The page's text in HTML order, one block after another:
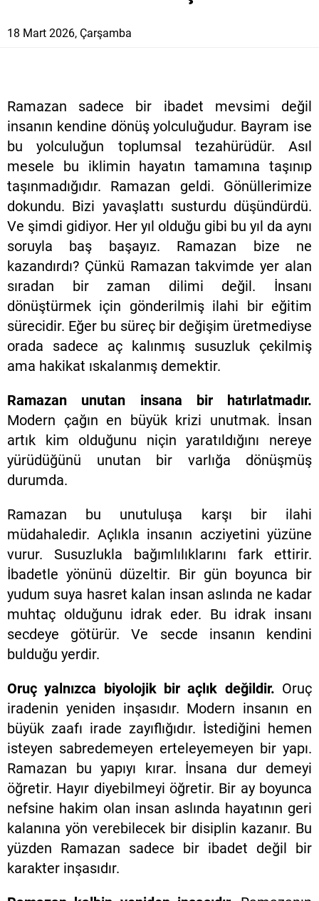
18 Mart 2026, Çarşamba
Ramazan sadece bir ibadet mevsimi değil
insanın kendine dönüş yolculuğudur. Bayram ise
bu yolculuğun toplumsal tezahürüdür. Asıl
mesele bu iklimin hayatın tamamına taşınıp
taşınmadığıdır. Ramazan geldi. Gönüllerimize
dokundu. Bizi yavaşlattı susturdu düşündürdü.
Ve şimdi gidiyor. Her yıl olduğu gibi bu yıl da aynı
soruyla baş başayız. Ramazan bize ne
kazandırdı? Çünkü Ramazan takvimde yer alan
sıradan bir zaman dilimi değil. İnsanı
dönüştürmek için gönderilmiş ilahi bir eğitim
sürecidir. Eğer bu süreç bir değişim üretmediyse
orada sadece aç kalınmış susuzluk çekilmiş
ama hakikat ıskalanmış demektir.
Ramazan unutan insana bir hatırlatmadır.
Modern çağın en büyük krizi unutmak. İnsan
artık kim olduğunu niçin yaratıldığını nereye
yürüdüğünü unutan bir varlığa dönüşmüş
durumda.
Ramazan bu unutuluşa karşı bir ilahi
müdahaledir. Açlıkla insanın acziyetini yüzüne
vurur. Susuzlukla bağımlılıklarını fark ettirir.
İbadetle yönünü düzeltir. Bir gün boyunca bir
yudum suya hasret kalan insan aslında ne kadar
muhtaç olduğunu idrak eder. Bu idrak insanı
secdeye götürür. Ve secde insanın kendini
bulduğu yerdir.
Oruç yalnızca biyolojik bir açlık değildir. Oruç
iradenin yeniden inşasıdır. Modern insanın en
büyük zaafı irade zayıflığıdır. İstediğini hemen
isteyen sabredemeyen erteleyemeyen bir yapı.
Ramazan bu yapıyı kırar. İnsana dur demeyi
öğretir. Hayır diyebilmeyi öğretir. Bir ay boyunca
nefsine hakim olan insan aslında hayatının geri
kalanına yön verebilecek bir disiplin kazanır. Bu
yüzden Ramazan sadece bir ibadet değil bir
karakter inşasıdır.